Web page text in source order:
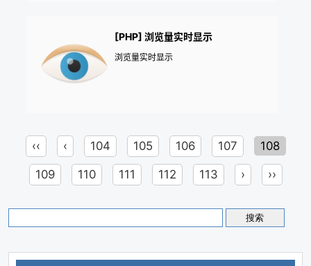
[PHP] 浏览量实时显示
浏览量实时显示
‹‹ ‹ 104 105 106 107 108
109 110 111 112 113 › ››